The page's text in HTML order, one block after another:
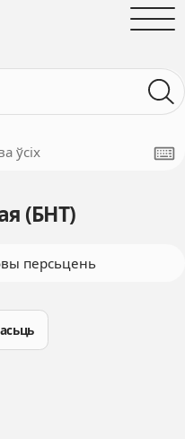
ўсіх
(БНТ)
персьцень